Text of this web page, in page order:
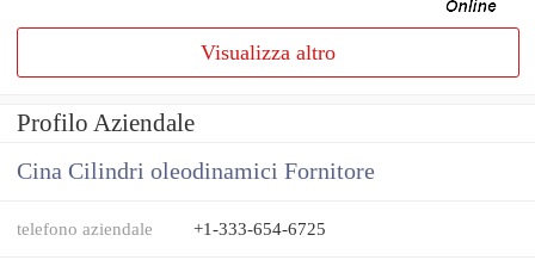
Visualizza altro
Profilo Aziendale
Cina Cilindri oleodinamici Fornitore
telefono aziendale +1-333-654-6725